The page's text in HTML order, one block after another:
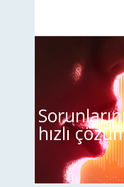
hızlı